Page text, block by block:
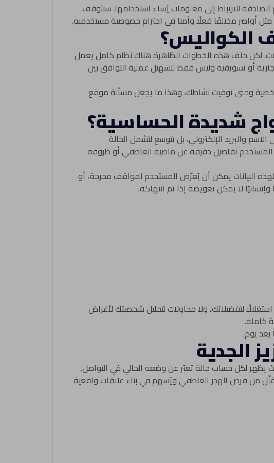
للارتباط إلى معلومات يُساء استخدامها. سنتوقف
أواصر مختلفًا فعلًا وآمنا في احترام خصوصية مستخدميه.
الكواليس؟
لكن خلف هذه الخطوات الظاهرة هناك نظام كامل يعمل
أو تسويقية وليس فقط لتسهيل عملية التوافق بين
وحتى توقيت نشاطك، وهذا ما يجعل مسألة موقع
شديدة الحساسية؟
والبريد الإلكتروني، بل تتوسع لتشمل الحالة
المستخدم تفاصيل دقيقة عن ماضيه العاطفي أو ظروفه
البيانات يمكن أن يُعرّض المستخدم لمواقف محرجة، أو
لا يمكن تعويضه إذا تم انتهاكه.
لتفضيلاتك، ولا محاولات لتحليل شخصيتك لأغراض
كاملة.
بعد يوم.الجدية
يظهر لكل حساب حالة تعبّر عن وضعه الحالي في التواصل.
من فرص الهدر العاطفي ويُسهم في بناء علاقات واقعية